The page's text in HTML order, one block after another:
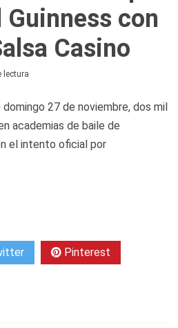
con
Casino
lectura
27 de noviembre, dos mil
academias de baile de
el intento oficial por
Pinterest